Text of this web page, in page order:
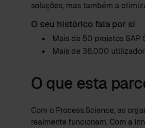
soluções, mas também a
O seu histórico fala por si
Mais de 50 projetos SAP
Mais de 36.000
O que esta
Com o Process.Science, as
realmente funcionam. Com a